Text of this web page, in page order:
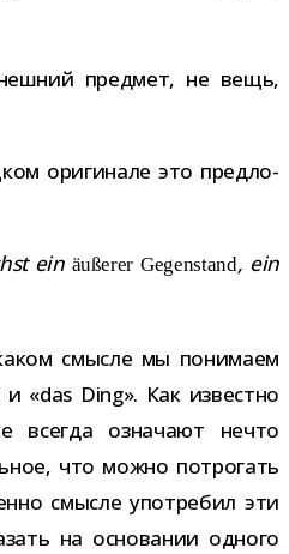
пред­мет, не вещь,
ори­ги­нале это пред­ло­
ein äußerer Gegenstand, ein
смысле мы пони­маем
«das Ding». Как известно
озна­чают нечто
что можно потро­гать
смысле упо­тре­бил эти
на осно­ва­нии одного